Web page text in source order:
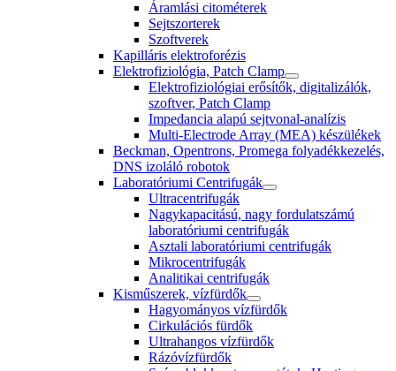
Áramlási citométerek
Sejtszorterek
Szoftverek
Kapilláris elektroforézis
Elektrofiziológia, Patch Clamp
Elektrofiziológiai erősítők, digitalizálók,
szoftver, Patch Clamp
Impedancia alapú sejtvonal-analízis
Multi-Electrode Array (MEA) készülékek
Beckman, Opentrons, Promega folyadékkezelés,
DNS izoláló robotok
Laboratóriumi Centrifugák
Ultracentrifugák
Nagykapacitású, nagy fordulatszámú
laboratóriumi centrifugák
Asztali laboratóriumi centrifugák
Mikrocentrifugák
Analitikai centrifugák
Kisműszerek, vízfürdők
Hagyományos vízfürdők
Cirkulációs fürdők
Ultrahangos vízfürdők
Rázóvízfürdők